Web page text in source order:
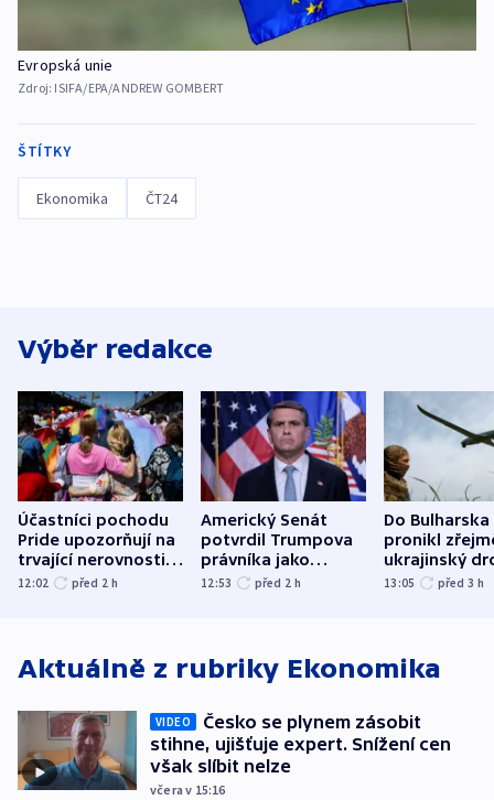
Evropská unie
Zdroj: ISIFA/EPA/ANDREW GOMBERT
ŠTÍTKY
Ekonomika ČT24
Výběr redakce
Účastníci pochodu
Pride upozorňují na
trvající nerovnosti i
společenskou
12:02 před 2 h
Americký Senát
potvrdil Trumpova
právníka jako
ministra
12:53 před 2 h
Do Bulharska
pronikl
ukrajinský
explodoval
13:05 před 3 h
Aktuálně z rubriky Ekonomika
VIDEO
Česko se plynem zásobit
stihne, ujišťuje expert. Snížení cen
však slíbit nelze
včera v 15:16